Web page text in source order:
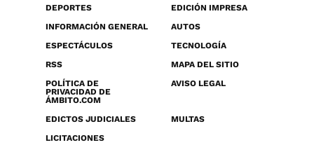
DEPORTES
EDICIÓN IMPRESA
INFORMACIÓN GENERAL
AUTOS
ESPECTÁCULOS
TECNOLOGÍA
RSS
MAPA DEL SITIO
POLÍTICA DE
PRIVACIDAD DE
ÁMBITO.COM
AVISO LEGAL
EDICTOS JUDICIALES
MULTAS
LICITACIONES